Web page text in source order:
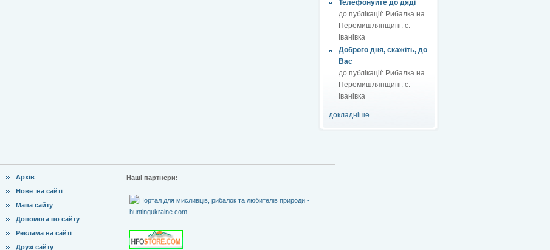
Телефонуйте до дяді
до публікації: Рибалка на
Перемишлянщині. с.
Іванівка
Доброго дня, скажіть, до
Вас
до публікації: Рибалка на
Перемишлянщині. с.
Іванівка
докладніше
Архів
Нове на сайті
Мапа сайту
Допомога по сайту
Реклама на сайті
Друзі сайту
Наші партнери: